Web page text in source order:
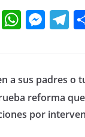
E W
s
A
p
M
e
n
g
T
a
a sus padres o
reforma
por